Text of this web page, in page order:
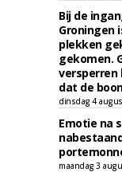
Bij de
Groningen
plekken
gekomen.
versperren
dat de
dinsdag 4
Emotie na
maandag 3